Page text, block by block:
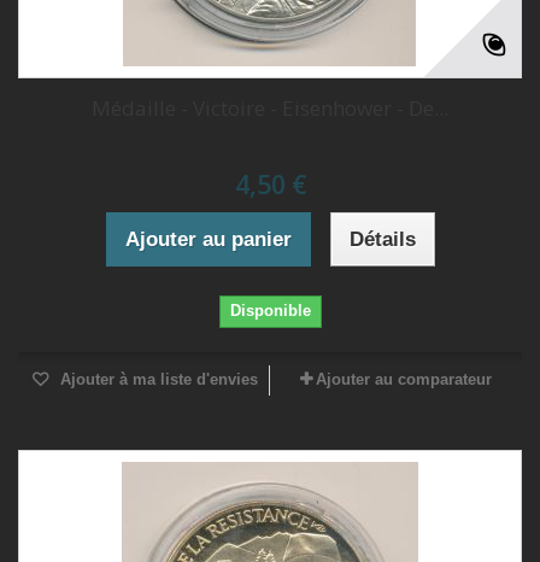
4,50 €
Ajouter au panier Détails
Disponible
Ajouter à ma liste d'envies Ajouter au comparateur